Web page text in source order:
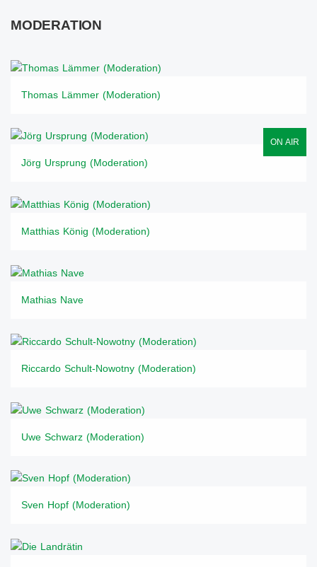
MODERATION
Thomas Lämmer (Moderation)
ON AIR
Jörg Ursprung (Moderation)
Matthias König (Moderation)
Mathias Nave
Riccardo Schult-Nowotny (Moderation)
Uwe Schwarz (Moderation)
Sven Hopf (Moderation)